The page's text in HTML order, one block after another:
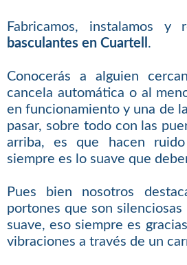
Fabricamos, instalamos y
basculantes en Cuartell .
Conocerás a alguien
cancela automática o al
en funcionamiento y una de
pasar, sobre todo con las
arriba, es que hacen
siempre es lo suave que
Pues bien nosotros
portones que son
suave, eso siempre es
vibraciones a través de un